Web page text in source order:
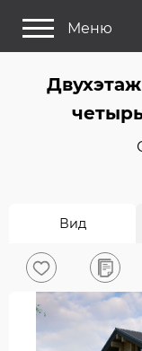
Меню
Как выбрать
Поиск
Найти
На главную
Вид